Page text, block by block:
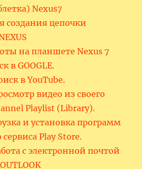
Nexus7
создания цепочки
на планшете Nexus 7
в GOOGLE.
в YouTube.
видео из своего
Playlist (Library).
и установка программ
Play Store.
с электронной почтой